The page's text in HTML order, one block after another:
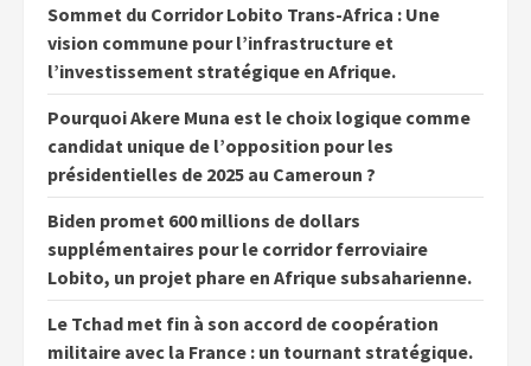
Sommet du Corridor Lobito Trans-Africa : Une
vision commune pour l’infrastructure et
l’investissement stratégique en Afrique.
Pourquoi Akere Muna est le choix logique comme
candidat unique de l’opposition pour les
présidentielles de 2025 au Cameroun ?
Biden promet 600 millions de dollars
supplémentaires pour le corridor ferroviaire
Lobito, un projet phare en Afrique subsaharienne.
Le Tchad met fin à son accord de coopération
militaire avec la France : un tournant stratégique.